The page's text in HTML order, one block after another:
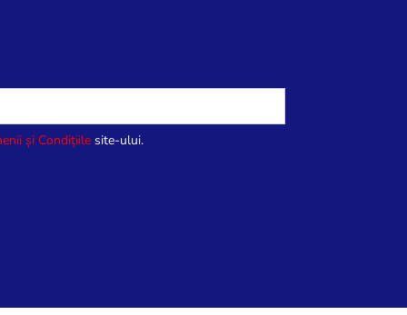
și Condițiile site-ului.